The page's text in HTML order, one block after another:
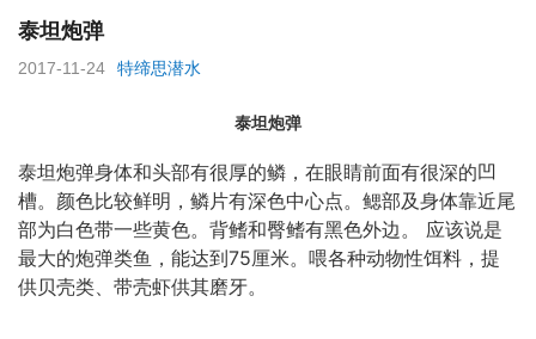
泰坦炮弹
2017-11-24 特缔思潜水
泰坦炮弹
泰坦炮弹身体和头部有很厚的鳞，在眼睛前面有很深的凹
槽。颜色比较鲜明，鳞片有深色中心点。鳃部及身体靠近尾
部为白色带一些黄色。背鳍和臀鳍有黑色外边。
应该说是
最大的炮弹类鱼，能达到75厘米。喂各种动物性饵料，提
供贝壳类、带壳虾供其磨牙。